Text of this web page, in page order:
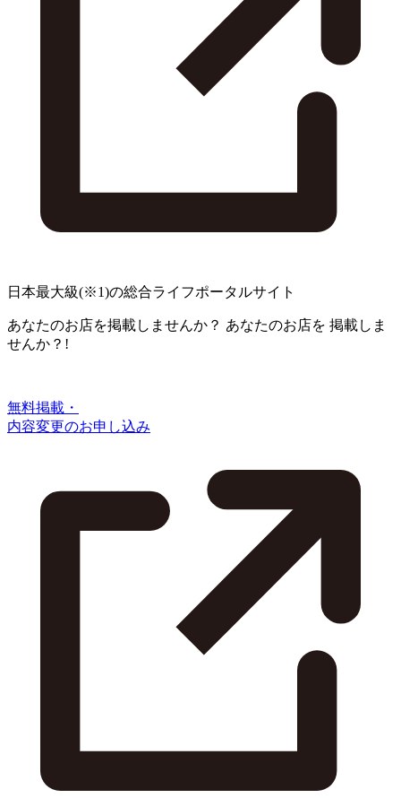
日本最大級(※1)の総合ライフポータルサイト
あなたのお店を掲載しませんか？ あなたのお店を 掲載しま
せんか？!
無料掲載・
内容変更のお申し込み